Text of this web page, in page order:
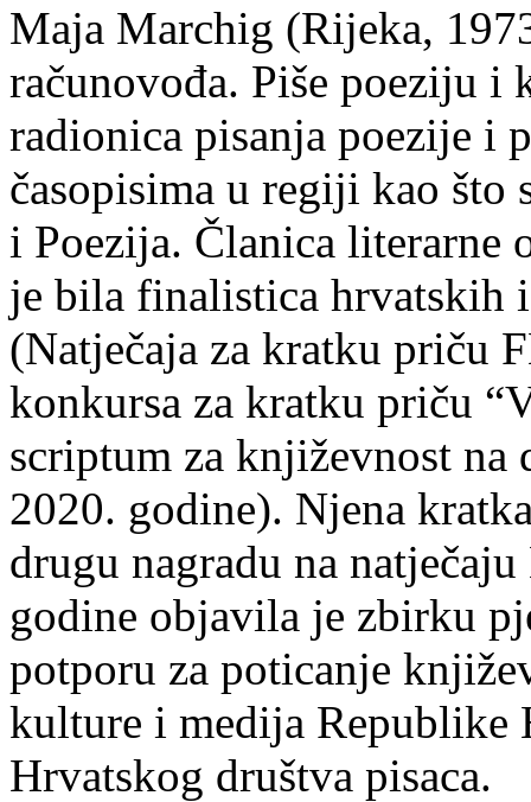
Maja Marchig (Rijeka,
računovođa. Piše poeziju i
radionica pisanja poezije i
časopisima u regiji kao što
i Poezija. Članica literarne
je bila finalistica hrvatskih
(Natječaja za kratku priču
konkursa za kratku priču
scriptum za književnost na
2020. godine). Njena
drugu nagradu na
godine objavila je zbirku
potporu za poticanje
kulture i medija Republike
Hrvatskog društva pisaca.